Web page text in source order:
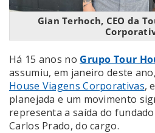
Gian Terhoch, CEO da
Há 15 anos no Grupo Tour
assumiu, em janeiro deste
House Viagens Corporativas,
planejada e um movimento
representa a saída do
Carlos Prado, do cargo.